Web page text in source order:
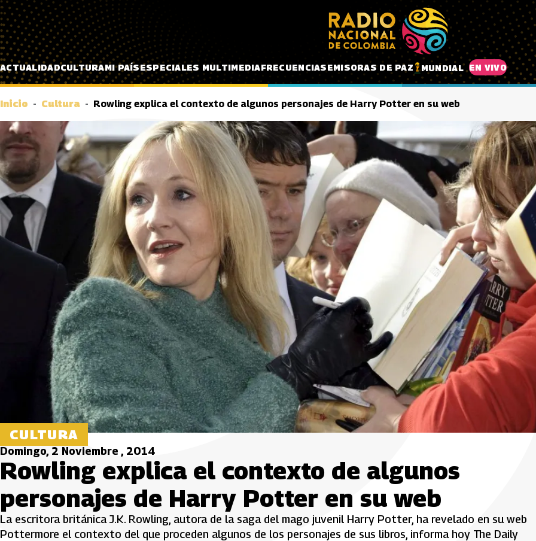
Pasar al contenido principal
ACTUALIDADCULTURAMI PAÍSESPECIALES MULTIMEDIAFRECUENCIASEMISORAS DE PAZ MUNDIAL EN VIVO
Inicio Cultura Rowling explica el contexto de algunos personajes de Harry Potter en su web
CULTURA
Domingo, 2 Noviembre , 2014
Rowling explica el contexto de algunos
personajes de Harry Potter en su web
La escritora británica J.K. Rowling, autora de la saga del mago juvenil Harry Potter, ha revelado en su web
Pottermore el contexto del que proceden algunos de los personajes de sus libros, informa hoy The Daily